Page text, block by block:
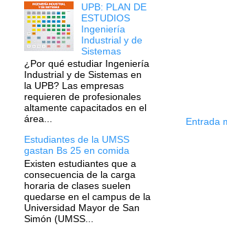
Entrada
UPB: PLAN DE
ESTUDIOS
Ingeniería
Industrial y de
Sistemas
¿Por qué estudiar Ingeniería
Industrial y de Sistemas en
la UPB? Las empresas
requieren de profesionales
altamente capacitados en el
área...
Estudiantes de la UMSS
gastan Bs 25 en comida
Existen estudiantes que a
consecuencia de la carga
horaria de clases suelen
quedarse en el campus de la
Universidad Mayor de San
Simón (UMSS...